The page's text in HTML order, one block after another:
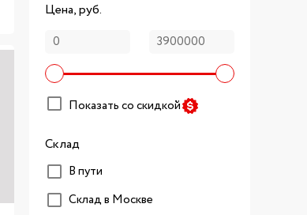
Цена, руб.
Показать со скидкой
Склад
В пути
Склад в Москве